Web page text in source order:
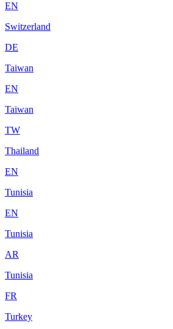
EN
Switzerland
DE
Taiwan
EN
Taiwan
TW
Thailand
EN
Tunisia
EN
Tunisia
AR
Tunisia
FR
Turkey